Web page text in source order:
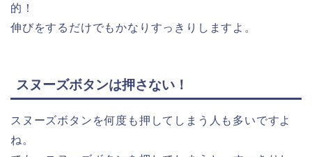
的！
伸びをするだけでもかなりすっきりしますよ。
スヌーズボタンは押さない！
スヌーズボタンを何度も押してしまう人も多いですよ
ね。